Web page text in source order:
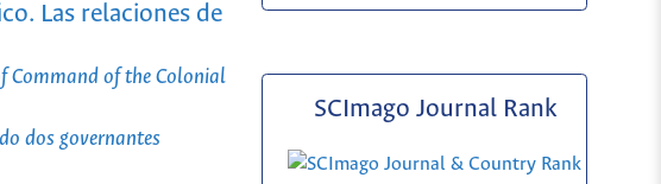
Las relaciones de
Command of the Colonial
dos governantes
SCImago Journal Rank